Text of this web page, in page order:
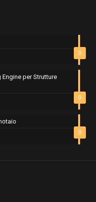
0
0
per Strutture
0